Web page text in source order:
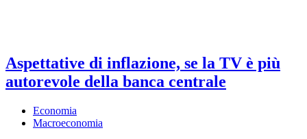
Aspettative di inflazione, se la TV è più
autorevole della banca centrale
Economia
Macroeconomia